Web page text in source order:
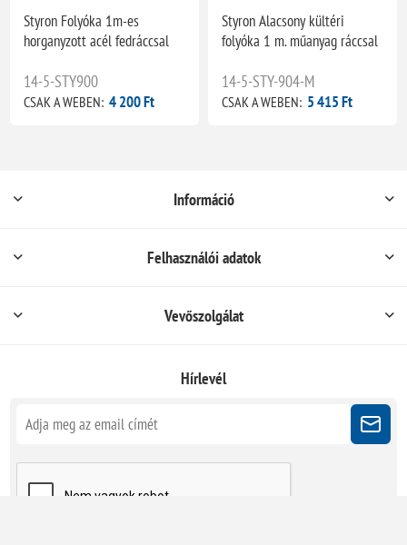
Styron Folyóka 1m-es
horganyzott acél fedráccsal
14-5-STY900
CSAK A WEBEN: 4 200 Ft
Styron Alacsony kültéri
folyóka 1 m. műanyag ráccsal
14-5-STY-904-M
CSAK A WEBEN: 5 415 Ft
Információ
Felhasználói adatok
Vevőszolgálat
Hírlevél